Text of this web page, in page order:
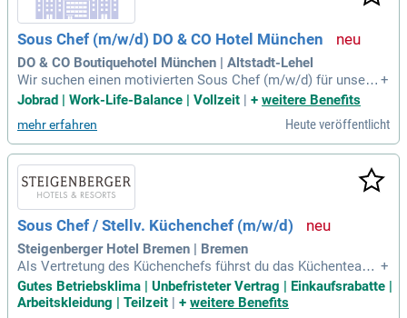
b Dich jetzt, um Qualitätsstandards in der Küche zu gewährl
eisten!
Sous Chef (m/w/d) DO & CO Hotel München
DO & CO Boutiquehotel München | Altstadt-Lehel
Wir suchen einen motivierten Sous Chef (m/w/d) für unser i
nternationales Bistro Konzept. In dieser verantwortungsvoll
as tägliche à la Carte-Geschäft. Sie stellen die Einhaltung d
er Hygienevorgaben nach HACCP sicher und fördern die kon
tinuierliche Verbesserung der Arbeitsabläufe. Ihre Qualifikati
on umfasst eine abgeschlossene Berufsausbildung als Koc
h sowie Erfahrung in vergleichbaren Positionen. Führungsko
mpetenz und ein hohes Qualitätsbewusstsein sind essenzie
ll. Werden Sie Teil unseres unterstützenden Teams und gest
alten Sie Ihre gastronomische Karriere in einem sicheren Un
ternehmen!
+
Jobrad | Work-Life-Balance | Vollzeit | + weitere Benefits
mehr erfahren Heute veröffentlicht
Sous Chef / Stellv. Küchenchef (m/w/d)
Steigenberger Hotel Bremen | Bremen
Als Vertretung des Küchenchefs führst du das Küchenteam
und garantierst reibungslose Abläufe im Tagesgeschäft. Du
entwickelst kreative, saisonale Speisenangebote und mens
+
Gutes Betriebsklima | Unbefristeter Vertrag | Einkaufsrabatte |
Arbeitskleidung | Teilzeit
+ weitere Benefits